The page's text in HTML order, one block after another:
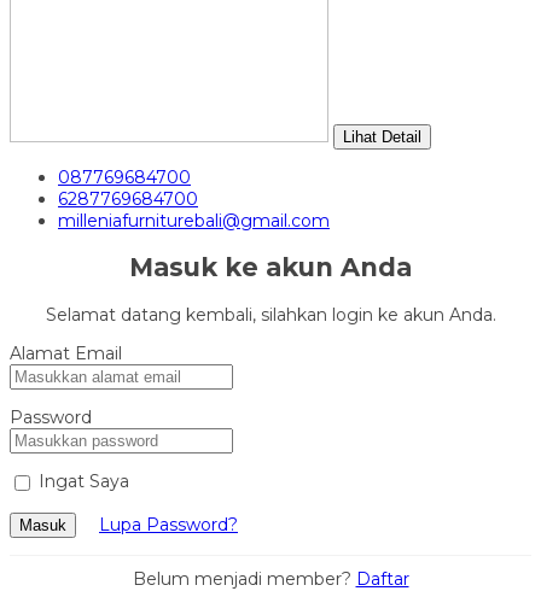
Lihat Detail
087769684700
6287769684700
milleniafurniturebali@gmail.com
Masuk ke akun Anda
Selamat datang kembali, silahkan login ke akun Anda.
Alamat Email
Password
Ingat Saya
Masuk Lupa Password?
Belum menjadi member? Daftar